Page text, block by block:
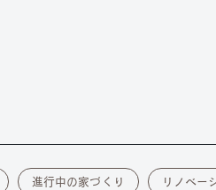
進行中の家づくり リノベー